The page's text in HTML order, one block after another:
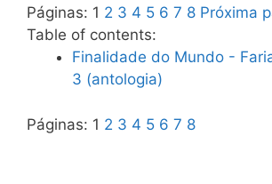
Páginas: 1 2 3 4 5 6 7 8 Próxima
Table of contents:
Finalidade do Mundo -
3 (antologia)
Páginas: 1 2 3 4 5 6 7 8